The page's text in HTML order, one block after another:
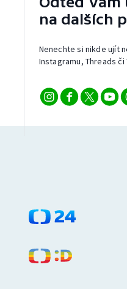
na dalších
Nenechte si nikde ujít
Instagramu, Threads